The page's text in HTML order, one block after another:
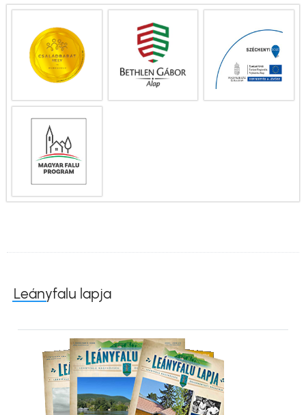
Leányfalu lapja